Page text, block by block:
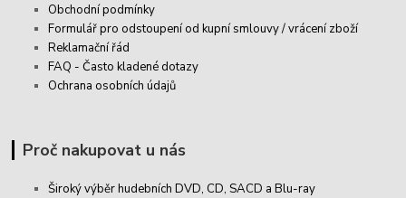
Obchodní podmínky
Formulář pro odstoupení od kupní smlouvy / vrácení zboží
Reklamační řád
FAQ - Často kladené dotazy
Ochrana osobních údajů
Proč nakupovat u nás
Široký výběr hudebních DVD, CD,SACD a Blu-ray